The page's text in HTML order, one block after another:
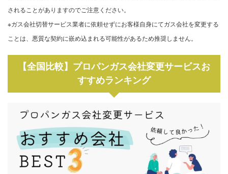
されることがありますのでご注意ください。
※ガス会社切替サービス業者に依頼せずにお客様自身にてガス会社を変更する
ことは、悪質な契約に嵌め込まれる可能性があるため推奨しません。
【全国比較】プロパンガス会社変更サービスお
すすめランキング